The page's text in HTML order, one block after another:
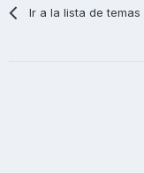
Ir a la lista de temas